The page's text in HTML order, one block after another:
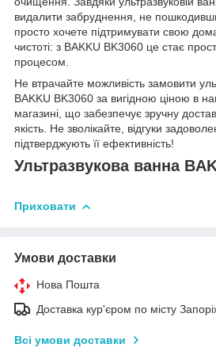
видалити забруднення, не
просто хочете підтримувати свою
чистоті: з BAKKU BK3060 це стає
процесом.
Не втрачайте можливість замовити
BAKKU BK3060 за вигідною ціною в
магазині, що забезпечує зручну
якість. Не зволікайте, відгуки
підтверджують її ефективність!
Ультразвукова ванна
Приховати
Умови доставки
Нова Пошта
Доставка кур'єром по місту
Всі умови доставки